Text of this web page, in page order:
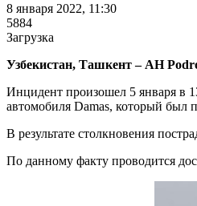
8 января 2022, 11:30
5884
Загрузка
Узбекистан, Ташкент – АН
Инцидент произошел 5 января в
автомобиля Damas, который был
В результате столкновения
По данному факту проводится